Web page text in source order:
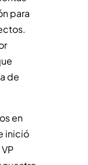
para
de
en
inició